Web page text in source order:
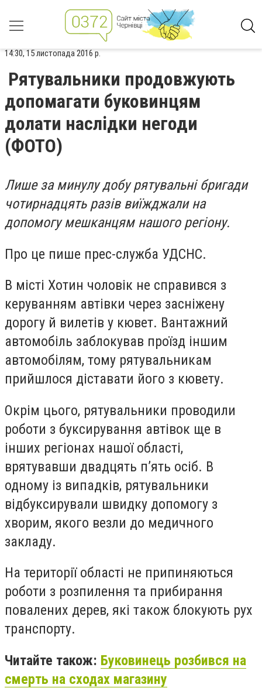
14:30, 15 листопада 2016 р.
Рятувальники продовжують
допомагати буковинцям
долати наслідки негоди
(ФОТО)
Лише за минулу добу рятувальні бригади
чотирнадцять разів виїжджали на
допомогу мешканцям нашого регіону.
Про це пише прес-служба УДСНС.
В місті Хотин чоловік не справився з
керуванням автівки через засніжену
дорогу й вилетів у кювет. Вантажний
автомобіль заблокував проїзд іншим
автомобілям, тому рятувальникам
прийшлося діставати його з кювету.
Окрім цього, рятувальники проводили
роботи з буксирування автівок ще в
інших регіонах нашої області,
врятувавши двадцять п’ять осіб. В
одному із випадків, рятувальники
відбуксирували швидку допомогу з
хворим, якого везли до медичного
закладу.
На території області не припиняються
роботи з розпилення та прибирання
повалених дерев, які також блокують рух
транспорту.
Читайте також: Буковинець розбився на
смерть на сходах магазину